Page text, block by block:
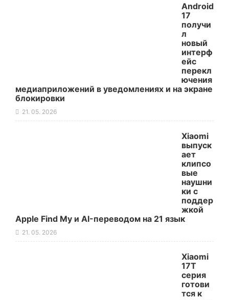
Android
17
получи
л
новый
интерф
ейс
перекл
ючения
медиаприложений в уведомлениях и на экране
блокировки
21. 05. 2026
Xiaomi
выпуск
ает
клипсо
вые
наушни
ки с
поддер
жкой
Apple Find My и AI-переводом на 21 язык
21. 05. 2026
Xiaomi
17T
серия
готови
тся к